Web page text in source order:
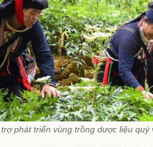
phát triển vùng trồng dược liệu